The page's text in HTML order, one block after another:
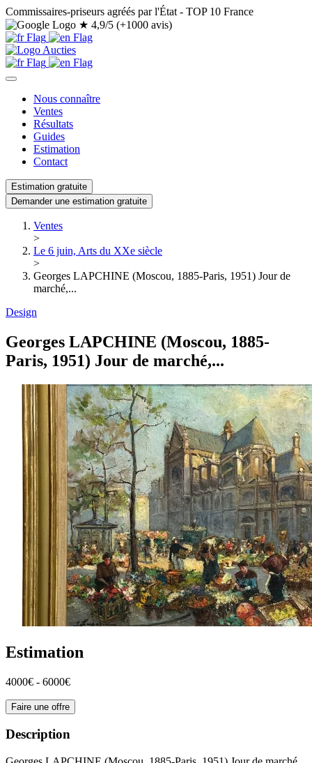
Commissaires-priseurs agréés par l'État - TOP 10 France
★ 4,9/5 (+1000 avis)
Nous connaître
Ventes
Résultats
Guides
Estimation
Contact
Estimation gratuite
Demander une estimation gratuite
Ventes
>
Le 6 juin, Arts du XXe siècle
>
Georges LAPCHINE (Moscou, 1885-Paris, 1951) Jour de
marché,...
Design
Georges LAPCHINE (Moscou, 1885-
Paris, 1951) Jour de marché,...
Estimation
4000€ - 6000€
Faire une offre
Description